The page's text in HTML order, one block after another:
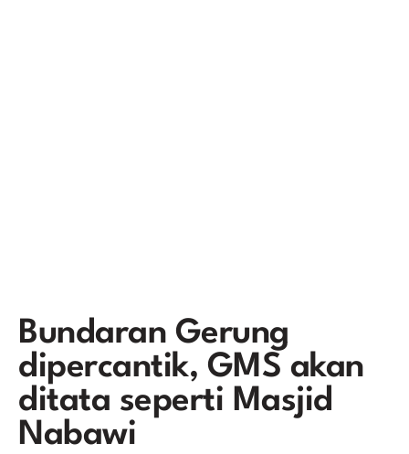
Bundaran Gerung
dipercantik, GMS akan
ditata seperti Masjid
Nabawi